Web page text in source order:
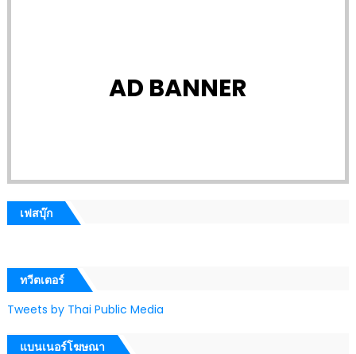
AD BANNER
เฟสบุ๊ก
ทวีตเตอร์
Tweets by Thai Public Media
แบนเนอร์โฆษณา